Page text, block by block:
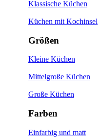
Klassische Küchen
Küchen mit Kochinsel
Größen
Kleine Küchen
Mittelgroße Küchen
Große Küchen
Farben
Einfarbig und matt